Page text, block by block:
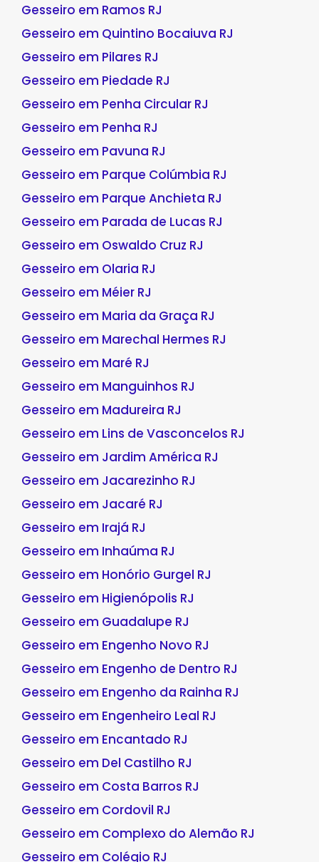
Gesseiro em Ramos RJ
Gesseiro em Quintino Bocaiuva RJ
Gesseiro em Pilares RJ
Gesseiro em Piedade RJ
Gesseiro em Penha Circular RJ
Gesseiro em Penha RJ
Gesseiro em Pavuna RJ
Gesseiro em Parque Colúmbia RJ
Gesseiro em Parque Anchieta RJ
Gesseiro em Parada de Lucas RJ
Gesseiro em Oswaldo Cruz RJ
Gesseiro em Olaria RJ
Gesseiro em Méier RJ
Gesseiro em Maria da Graça RJ
Gesseiro em Marechal Hermes RJ
Gesseiro em Maré RJ
Gesseiro em Manguinhos RJ
Gesseiro em Madureira RJ
Gesseiro em Lins de Vasconcelos RJ
Gesseiro em Jardim América RJ
Gesseiro em Jacarezinho RJ
Gesseiro em Jacaré RJ
Gesseiro em Irajá RJ
Gesseiro em Inhaúma RJ
Gesseiro em Honório Gurgel RJ
Gesseiro em Higienópolis RJ
Gesseiro em Guadalupe RJ
Gesseiro em Engenho Novo RJ
Gesseiro em Engenho de Dentro RJ
Gesseiro em Engenho da Rainha RJ
Gesseiro em Engenheiro Leal RJ
Gesseiro em Encantado RJ
Gesseiro em Del Castilho RJ
Gesseiro em Costa Barros RJ
Gesseiro em Cordovil RJ
Gesseiro em Complexo do Alemão RJ
Gesseiro em Colégio RJ